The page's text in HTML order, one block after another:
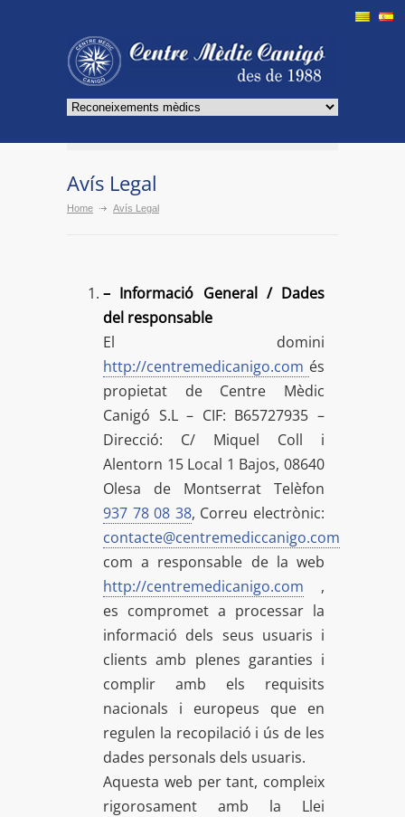
Avís Legal
Home Avís Legal
– Informació General / Dades
del responsable
El domini
http://centremedicanigo.com és
propietat de Centre Mèdic
Canigó S.L – CIF: B65727935 –
Direcció: C/ Miquel Coll i
Alentorn 15 Local 1 Bajos, 08640
Olesa de Montserrat Telèfon
937 78 08 38, Correu electrònic:
contacte@centremediccanigo.com
com a responsable de la web
http://centremedicanigo.com ,
es compromet a processar la
informació dels seus usuaris i
clients amb plenes garanties i
complir amb els requisits
nacionals i europeus que en
regulen la recopilació i ús de les
dades personals dels usuaris.
Aquesta web per tant, compleix
rigorosament amb la Llei